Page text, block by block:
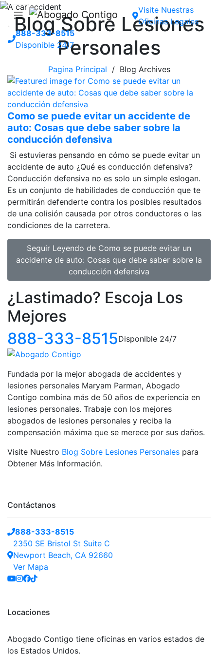
Visite Nuestras
Oficinas Legales
888-333-8515
Disponible 24/7
Blog Sobre Lesiones
Personales
Pagina Principal / Blog Archives
Como se puede evitar un accidente de
auto: Cosas que debe saber sobre la
conducción defensiva
Si estuvieras pensando en cómo se puede evitar un
accidente de auto ¿Qué es conducción defensiva?
Conducción defensiva no es solo un simple eslogan.
Es un conjunto de habilidades de conducción que te
permitirán defenderte contra los posibles resultados
de una colisión causada por otros conductores o las
condiciones de la carretera.
Seguir Leyendo de Como se puede evitar un
accidente de auto: Cosas que debe saber sobre la
conducción defensiva
¿Lastimado? Escoja Los
Mejores
888-333-8515Disponible 24/7
Fundada por la mejor abogada de accidentes y
lesiones personales Maryam Parman, Abogado
Contigo combina más de 50 años de experiencia en
lesiones personales. Trabaje con los mejores
abogados de lesiones personales y reciba la
compensación máxima que se merece por sus daños.
Visite Nuestro Blog Sobre Lesiones Personales para
Obtener Más Información.
Contáctanos
888-333-8515
2350 SE Bristol St Suite C
Newport Beach, CA 92660
Ver Mapa
Locaciones
Abogado Contigo tiene oficinas en varios estados de
los Estados Unidos.